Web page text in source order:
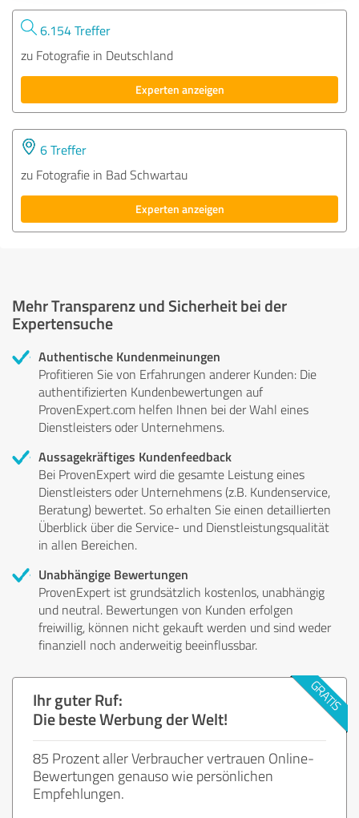
6.154 Treffer
zu Fotografie in Deutschland
Experten anzeigen
6 Treffer
zu Fotografie in Bad Schwartau
Experten anzeigen
Mehr Transparenz und Sicherheit bei der
Expertensuche
Authentische Kundenmeinungen
Profitieren Sie von Erfahrungen anderer Kunden: Die
authentifizierten Kundenbewertungen auf
ProvenExpert.com helfen Ihnen bei der Wahl eines
Dienstleisters oder Unternehmens.
Aussagekräftiges Kundenfeedback
Bei ProvenExpert wird die gesamte Leistung eines
Dienstleisters oder Unternehmens (z.B. Kundenservice,
Beratung) bewertet. So erhalten Sie einen detaillierten
Überblick über die Service- und Dienstleistungsqualität
in allen Bereichen.
Unabhängige Bewertungen
ProvenExpert ist grundsätzlich kostenlos, unabhängig
und neutral. Bewertungen von Kunden erfolgen
freiwillig, können nicht gekauft werden und sind weder
finanziell noch anderweitig beeinflussbar.
Ihr guter Ruf:
Die beste Werbung der Welt!
85 Prozent aller Verbraucher vertrauen Online-
Bewertungen genauso wie persönlichen
Empfehlungen.